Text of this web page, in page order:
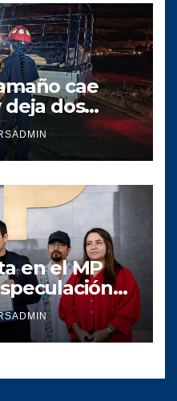
cae
dos
al Atlántico
en el MP